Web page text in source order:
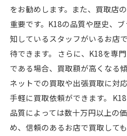
をお勧めします。また、買取店
重要です。K18の品質や歴史、
知しているスタッフがいるお店
待できます。 さらに、K18を専
である場合、買取額が高くなる
ネットでの買取や出張買取に対
手軽に買取依頼ができます。
品質によっては数十万円以上の
め、信頼のあるお店で買取して